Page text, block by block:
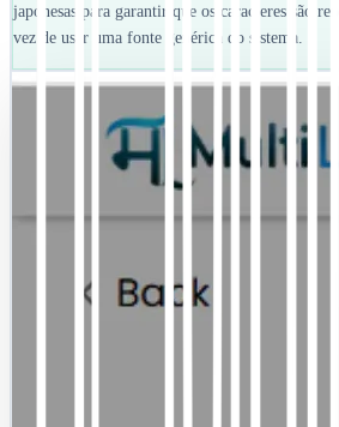
japonesas para garantir que os caracteres são
vez de usar uma fonte genérica do sistema.